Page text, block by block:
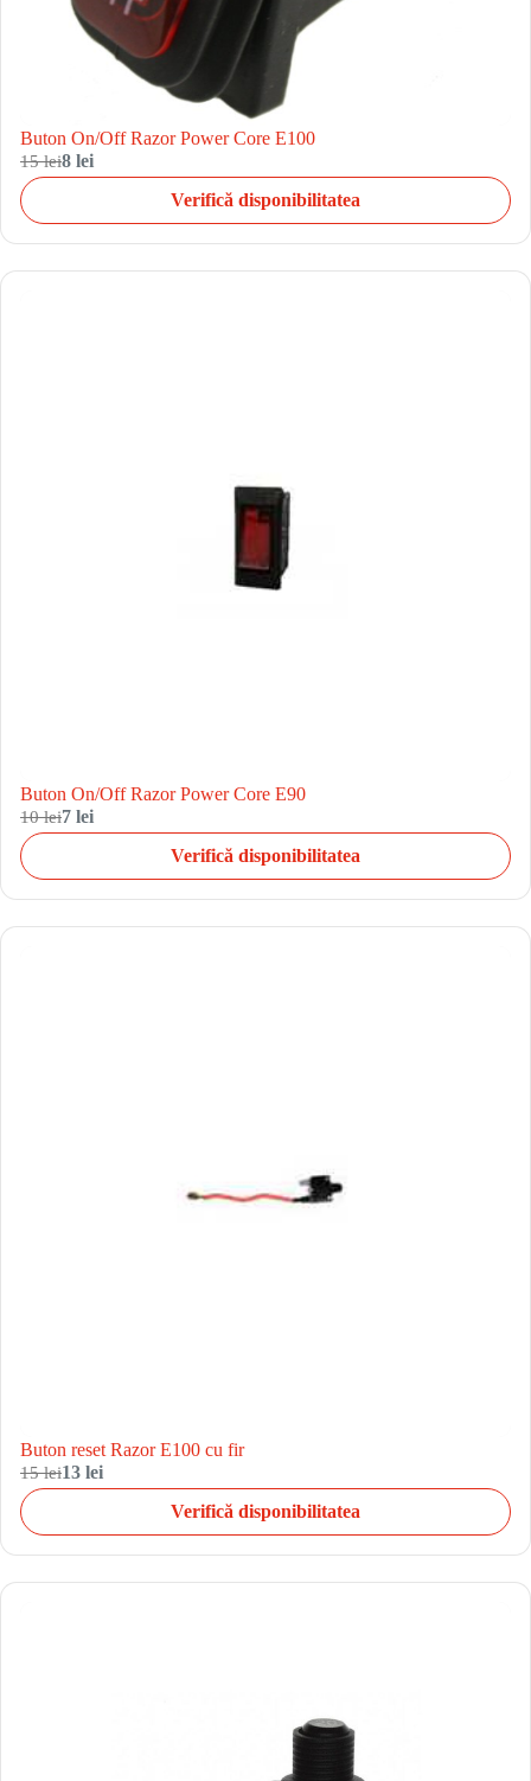
Buton On/Off Razor Power Core E100
15 lei8 lei
Verifică disponibilitatea
Buton On/Off Razor Power Core E90
10 lei7 lei
Verifică disponibilitatea
Buton reset Razor E100 cu fir
15 lei13 lei
Verifică disponibilitatea